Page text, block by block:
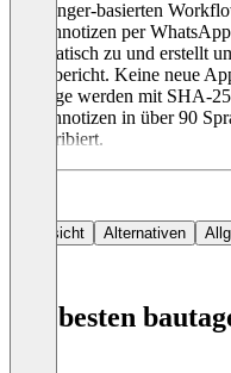
Messenger-basierten
Sprachnotizen per
automatisch zu und erstellt
Tagesbericht. Keine neue
Einträge werden mit SHA-
Sprachnotizen in über 90
transkribiert.
Übersicht Alternativen
Die besten